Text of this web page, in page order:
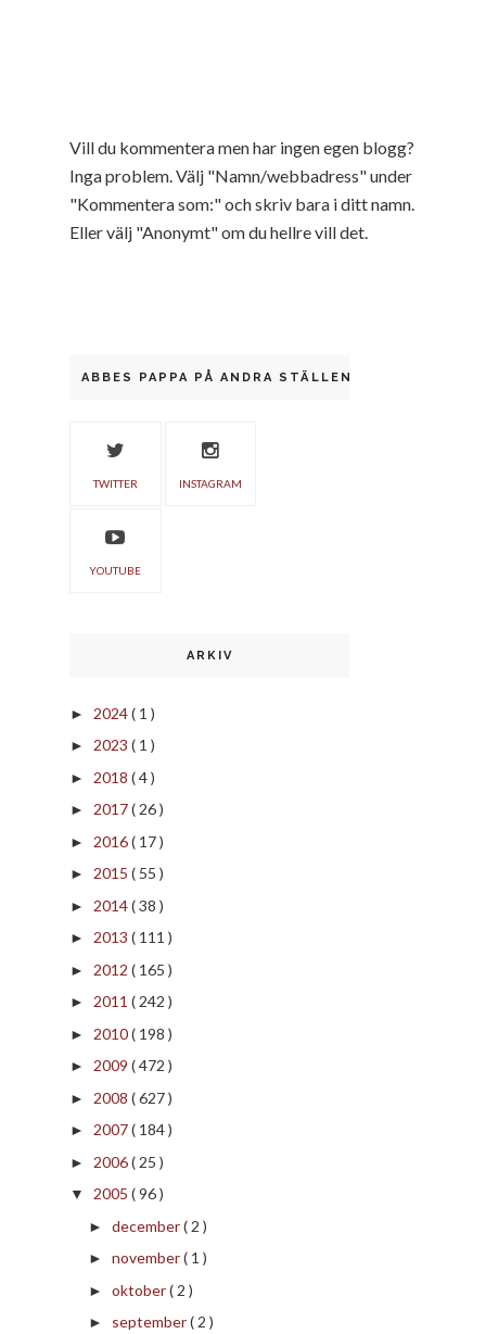
Vill du kommentera men har ingen egen blogg?
Inga problem. Välj "Namn/webbadress" under
"Kommentera som:" och skriv bara i ditt namn.
Eller välj "Anonymt" om du hellre vill det.
ABBES PAPPA PÅ ANDRA STÄLLEN
TWITTER INSTAGRAM
YOUTUBE
ARKIV
► 2024( 1 )
► 2023 ( 1 )
► 2018 ( 4 )
► 2017( 26 )
► 2016( 17 )
► 2015 ( 55 )
► 2014( 38 )
► 2013 ( 111 )
► 2012 ( 165 )
► 2011 ( 242 )
► 2010( 198 )
► 2009 ( 472 )
► 2008 ( 627 )
► 2007( 184 )
► 2006( 25 )
▼ 2005 ( 96 )
► december( 2 )
► november( 1 )
► oktober( 2 )
► september( 2 )